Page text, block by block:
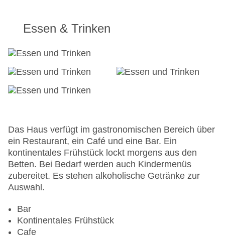
Garage
Hoteleröffnung: 2016
WLAN/WiFi im Hotel
Lift
Anzahl der Aufzüge: 1
Gesamtanzahl der Zimmer: 63
Pools:Outdoor Pool, Sonnenschirme am Pool,
Liegen am Pool
Zahlungsarten: Mastercard, Visa
Landeskategorie: 4 Sterne
Essen & Trinken
Das Haus verfügt im gastronomischen Bereich über
ein Restaurant, ein Café und eine Bar. Ein
kontinentales Frühstück lockt morgens aus den
Betten. Bei Bedarf werden auch Kindermenüs
zubereitet. Es stehen alkoholische Getränke zur
Auswahl.
Bar
Kontinentales Frühstück
Cafe